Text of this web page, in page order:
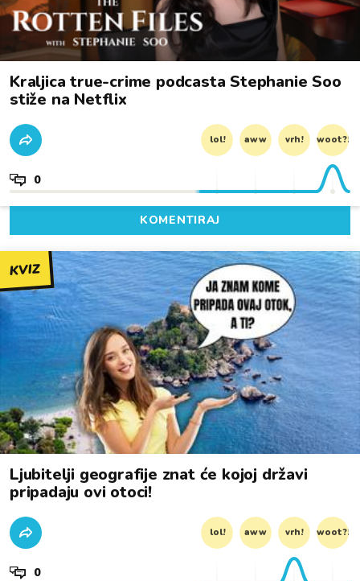
Kraljica true-crime podcasta Stephanie Soo
stiže na Netflix
lol! aww vrh! woot?!
0
KOMENTIRAJ
KVIZ
Ljubitelji geografije znat će kojoj državi
pripadaju ovi otoci!
lol! aww vrh! woot?!
0